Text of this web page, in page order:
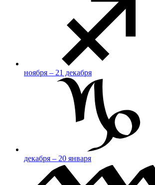
ноября – 21 декабря
декабря – 20 января